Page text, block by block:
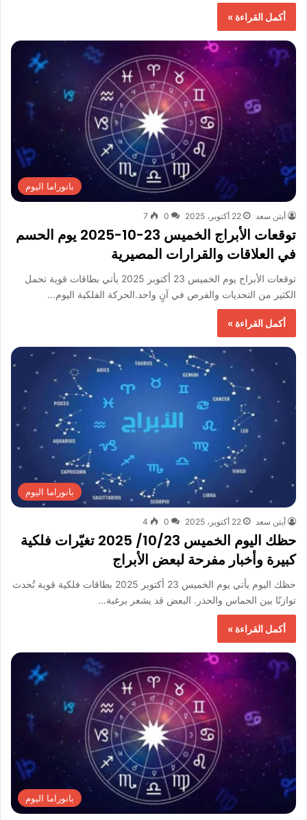
أكمل القراءة »
بانوراما اليوم
أيتن سعد 22 أكتوبر، 2025 0
7
توقعات الأبراج الخميس 23-10-2025 يوم الحسم
في العلاقات والقرارات المصيرية
توقعات الأبراج يوم الخميس 23 أكتوبر 2025 يأتي بطاقات قوية تحمل
الكثير من التحديات والفرص في آنٍ واحد.الحركة الفلكية اليوم…
أكمل القراءة »
بانوراما اليوم
أيتن سعد 22 أكتوبر، 2025 0
4
حظك اليوم الخميس 10/23/ 2025 تغيّرات فلكية
كبيرة وأخبار مفرحة لبعض الأبراج
حظك اليوم يأتي يوم الخميس 23 أكتوبر 2025 بطاقات فلكية قوية تُحدث
توازنًا بين الحماس والحذر. البعض قد يشعر برغبة…
أكمل القراءة »
بانوراما اليوم